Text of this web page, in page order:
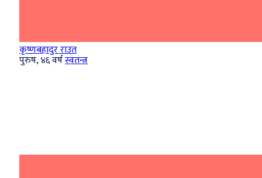
कृष्णबहादुर राउत
पुरुष, ४६ वर्षस्वतन्त्र